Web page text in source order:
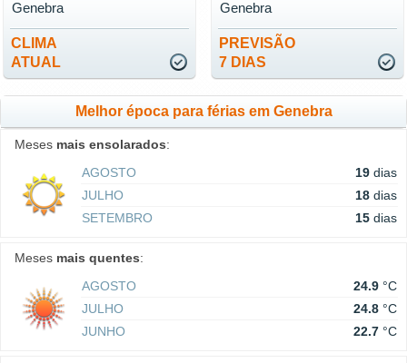
CLIMA
ATUAL
Genebra
PREVISÃO
7 DIAS
Genebra
Melhor época para férias em Genebra
Meses mais ensolarados:
AGOSTO
19 dias
JULHO
18 dias
SETEMBRO
15 dias
Meses mais quentes:
AGOSTO
24.9 °C
JULHO
24.8 °C
JUNHO
22.7 °C